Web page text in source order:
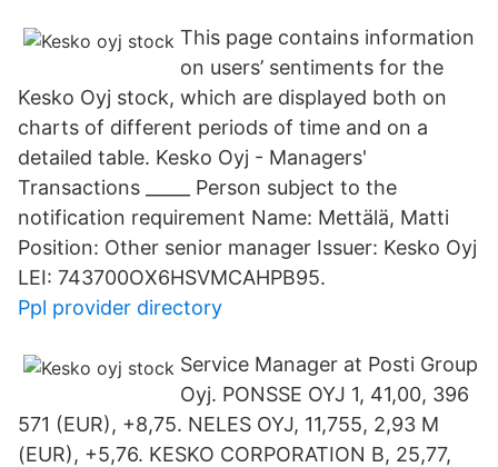
This page contains information
on users’ sentiments for the
Kesko Oyj stock, which are displayed both on
charts of different periods of time and on a
detailed table. Kesko Oyj - Managers'
Transactions _____ Person subject to the
notification requirement Name: Mettälä, Matti
Position: Other senior manager Issuer: Kesko Oyj
LEI: 743700OX6HSVMCAHPB95.
Ppl provider directory
Service Manager at Posti Group
Oyj. PONSSE OYJ 1, 41,00, 396
571 (EUR), +8,75. NELES OYJ, 11,755, 2,93 M
(EUR), +5,76. KESKO CORPORATION B, 25,77,